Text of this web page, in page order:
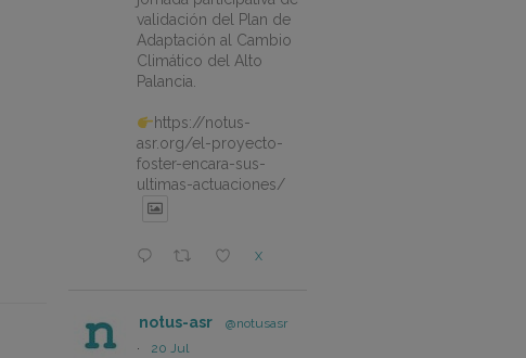
validación del Plan de
Adaptación al Cambio
Climático del Alto
Palancia.
https://notus-
asr.org/el-proyecto-
foster-encara-sus-
ultimas-actuaciones/
X
notus-asr
@notusasr
·
20 Jul